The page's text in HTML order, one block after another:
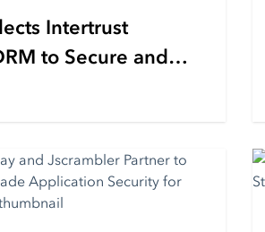
Intertrust
to Secure and
of its Popular